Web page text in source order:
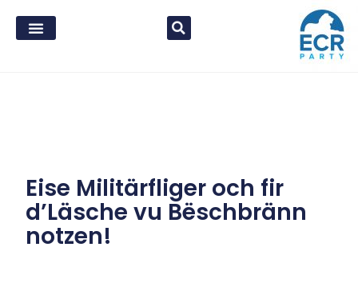
Eise Militärfliger och fir
d’Läsche vu Bëschbränn
notzen!